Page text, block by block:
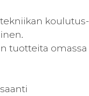
koulutus-
tuotteita omassa